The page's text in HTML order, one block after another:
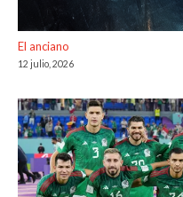
El anciano
12 julio, 2026